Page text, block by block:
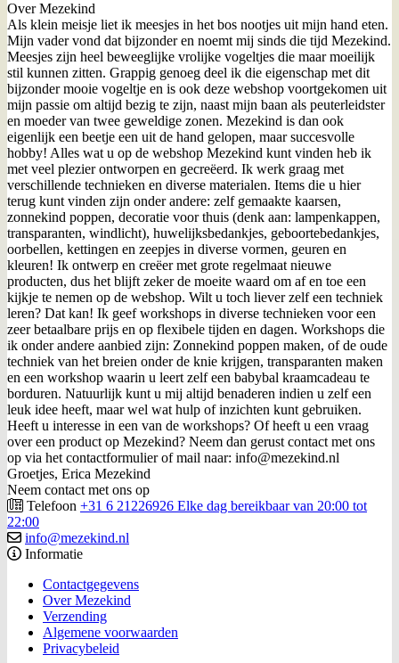
Over Mezekind
Als klein meisje liet ik meesjes in het bos nootjes uit mijn hand eten.
Mijn vader vond dat bijzonder en noemt mij sinds die tijd Mezekind.
Meesjes zijn heel beweeglijke vrolijke vogeltjes die maar moeilijk
stil kunnen zitten. Grappig genoeg deel ik die eigenschap met dit
bijzonder mooie vogeltje en is ook deze webshop voortgekomen uit
mijn passie om altijd bezig te zijn, naast mijn baan als peuterleidster
en moeder van twee geweldige zonen. Mezekind is dan ook
eigenlijk een beetje een uit de hand gelopen, maar succesvolle
hobby! Alles wat u op de webshop Mezekind kunt vinden heb ik
met veel plezier ontworpen en gecreëerd. Ik werk graag met
verschillende technieken en diverse materialen. Items die u hier
terug kunt vinden zijn onder andere: zelf gemaakte kaarsen,
zonnekind poppen, decoratie voor thuis (denk aan: lampenkappen,
transparanten, windlicht), huwelijksbedankjes, geboortebedankjes,
oorbellen, kettingen en zeepjes in diverse vormen, geuren en
kleuren! Ik ontwerp en creëer met grote regelmaat nieuwe
producten, dus het blijft zeker de moeite waard om af en toe een
kijkje te nemen op de webshop. Wilt u toch liever zelf een techniek
leren? Dat kan! Ik geef workshops in diverse technieken voor een
zeer betaalbare prijs en op flexibele tijden en dagen. Workshops die
ik onder andere aanbied zijn: Zonnekind poppen maken, of de oude
techniek van het breien onder de knie krijgen, transparanten maken
en een workshop waarin u leert zelf een babybal kraamcadeau te
borduren. Natuurlijk kunt u mij altijd benaderen indien u zelf een
leuk idee heeft, maar wel wat hulp of inzichten kunt gebruiken.
Heeft u interesse in een van de workshops? Of heeft u een vraag
over een product op Mezekind? Neem dan gerust contact met ons
op via het contactformulier of mail naar: info@mezekind.nl
Groetjes, Erica Mezekind
Neem contact met ons op
Telefoon +31 6 21226926 Elke dag bereikbaar van 20:00 tot
22:00
info@mezekind.nl
Informatie
Contactgegevens
Over Mezekind
Verzending
Algemene voorwaarden
Privacybeleid